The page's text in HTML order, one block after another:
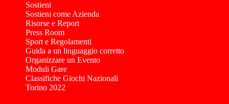
Sostieni
Sostieni come Azienda
Risorse e Report
Press Room
Sport e Regolamenti
Guida a un linguaggio corretto
Organizzare un Evento
Moduli Gare
Classifiche Giochi Nazionali
Torino 2022